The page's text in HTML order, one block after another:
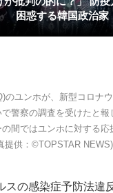
困惑する韓国政治家
のユンホが、新型コロナ
警察の調査を受けたと報
間ではユンホに対する
提供：©TOPSTAR NEWS)
スの感染症予防法違